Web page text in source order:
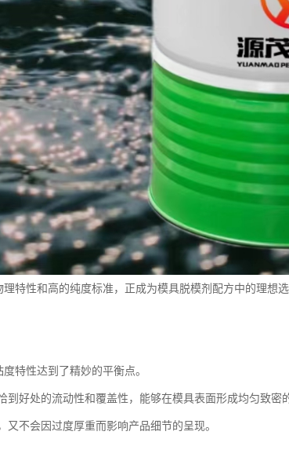
特性和高的纯度标准，正成为模具脱模剂配方中的理想选
特性达到了精妙的平衡点。
好处的流动性和覆盖性，能够在模具表面形成均匀致密
不会因过度厚重而影响产品细节的呈现。